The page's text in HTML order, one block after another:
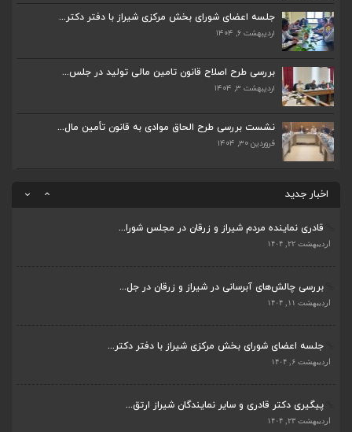
جلسه اعضای شورای بخش مرکزی شیراز با دفتر دکتر...
اردیبهشت ۶, ۱۴۰۴
بررسی طرح اصلاح قانون تامین مالی تولید در جلس...
اردیبهشت ۳, ۱۴۰۴
نشست بررسی طرح الحاق موادی به قانون تأمین مال...
فروردین ۳۰, ۱۴۰۴
اخبار جدید
جلسه اعضای شورای بخش مرکزی شیراز با دفتر دکتر...
اردیبهشت ۶, ۱۴۰۴
پیگیری دکتر قادری و سایر نمایندگان شیراز ارتق...
اردیبهشت ۲۳, ۱۴۰۴
قادری نماینده مردم شیراز و زرقان در مجلس شورا...
اردیبهشت ۲۲, ۱۴۰۴
بررسی چالش‌های آبرسانی در شیراز و زرقان در جل...
اردیبهشت ۱۱, ۱۴۰۴
جلسه اعضای شورای بخش مرکزی شیراز با دفتر دکتر...
اردیبهشت ۶, ۱۴۰۴
پیگیری دکتر قادری و سایر نمایندگان شیراز ارتق...
اردیبهشت ۲۳, ۱۴۰۴
ضرورت تکمیل قطعات ۷ و ۸ آزادراه شیراز به اصفه...
قادری نماینده مردم شیراز و زرقان در مجلس شورا...
بررسی چالش‌های آبرسانی در شیراز و زرقان در جل...